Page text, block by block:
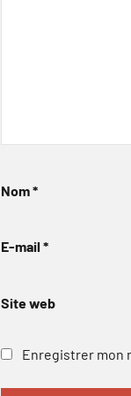
Nom*
E-mail *
Site web
Enregistrer mon